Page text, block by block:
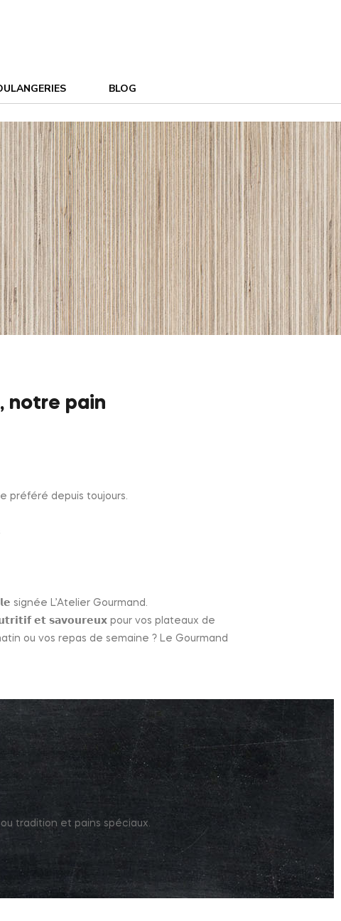
BLOG
notre pain
préféré depuis toujours.
signée L’Atelier Gourmand.
𝗲𝘁 𝘀𝗮𝘃𝗼𝘂𝗿𝗲𝘂𝘅 pour vos plateaux de
ou vos repas de semaine ? Le Gourmand
tradition et pains spéciaux.